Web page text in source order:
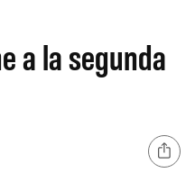
a la segunda